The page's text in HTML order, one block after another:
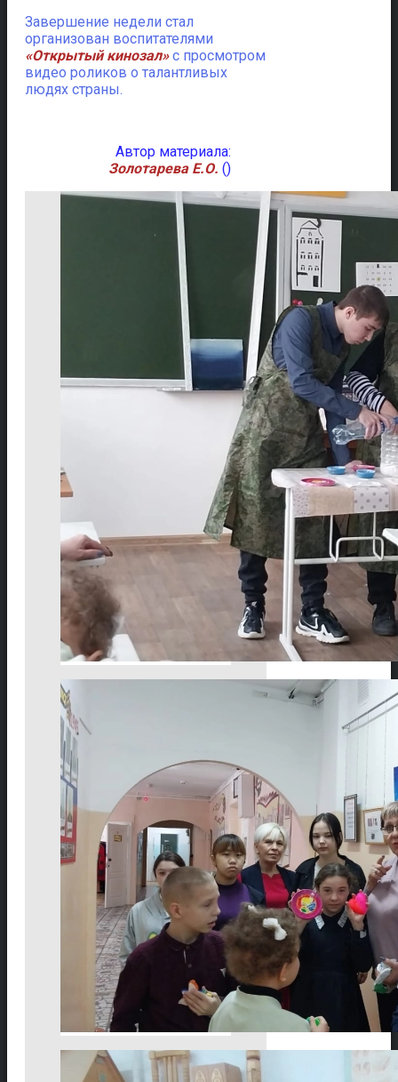
Завершение недели стал
организован воспитателями
«Открытый кинозал» с просмотром
видео роликов о талантливых
людях страны.
Автор материала:
Золотарева Е.О. ()